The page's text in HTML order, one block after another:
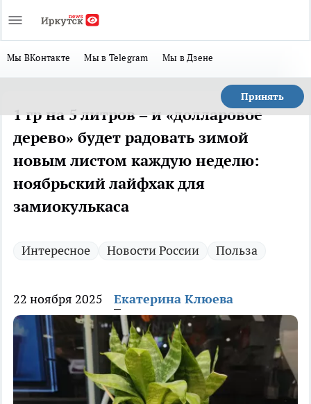
Мы ВКонтакте Мы в Telegram Мы в Дзене
Принять
1 гр на 5 литров – и «долларовое
дерево» будет радовать зимой
новым листом каждую неделю:
ноябрьский лайфхак для
замиокулькаса
Интересное Новости России Польза
22 ноября 2025 Екатерина Клюева